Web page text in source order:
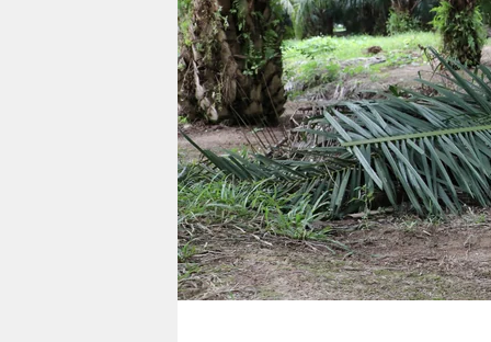
verlag
veranstaltungen
shop
fragen & hilfe
unterstützen
abo
genossenschaft